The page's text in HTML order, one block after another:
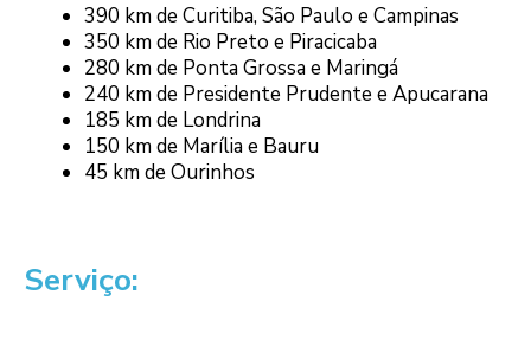
390 km de Curitiba, São Paulo e Campinas
350 km de Rio Preto e Piracicaba
280 km de Ponta Grossa e Maringá
240 km de Presidente Prudente e Apucarana
185 km de Londrina
150 km de Marília e Bauru
45 km de Ourinhos
Serviço: